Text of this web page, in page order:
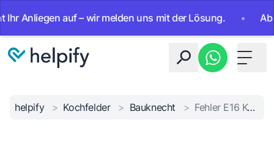
auf – wir melden uns mit der Lösung. • Ab
Toggle
helpify > Kochfelder > Bauknecht > Fehler E16 Kochfeld